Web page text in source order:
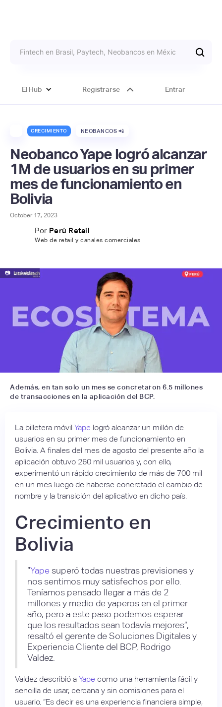
El Hub Registrarse Entrar
CRECIMIENTO NEOBANCOS 📲
Neobanco Yape logró alcanzar
1M de usuarios en su primer
mes de funcionamiento en
Bolivia
October 17, 2023
Por Perú Retail
Web de retail y canales comerciales
📷 LinkedIn
Además, en tan solo un mes se concretaron 6.5 millones
de transacciones en la aplicación del BCP.
La billetera móvil Yape logró alcanzar un millón de
usuarios en su primer mes de funcionamiento en
Bolivia. A finales del mes de agosto del presente año la
aplicación obtuvo 260 mil usuarios y, con ello,
experimentó un rápido crecimiento de más de 700 mil
en un mes luego de haberse concretado el cambio de
nombre y la transición del aplicativo en dicho país.
Crecimiento en
Bolivia
“Yape superó todas nuestras previsiones y
nos sentimos muy satisfechos por ello.
Teníamos pensado llegar a más de 2
millones y medio de yaperos en el primer
año, pero a este paso podemos esperar
que los resultados sean todavía mejores”,
resaltó el gerente de Soluciones Digitales y
Experiencia Cliente del BCP, Rodrigo
Valdez.
Valdez describió a Yape como una herramienta fácil y
sencilla de usar, cercana y sin comisiones para el
usuario. “Es decir es una experiencia financiera simple,